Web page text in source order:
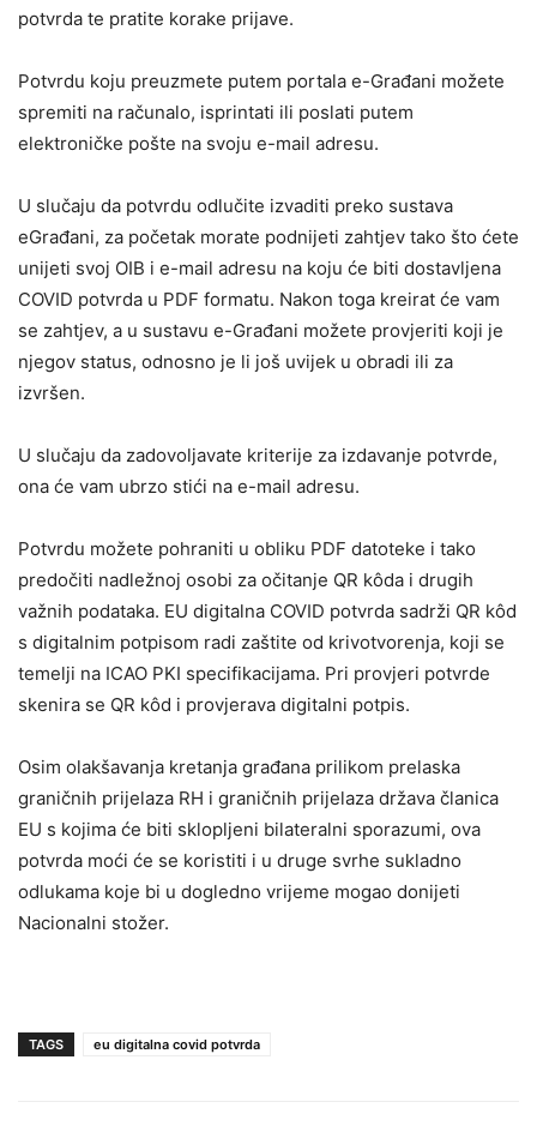
potvrda te pratite korake prijave.
Potvrdu koju preuzmete putem portala e-Građani možete
spremiti na računalo, isprintati ili poslati putem
elektroničke pošte na svoju e-mail adresu.
U slučaju da potvrdu odlučite izvaditi preko sustava
eGrađani, za početak morate podnijeti zahtjev tako što ćete
unijeti svoj OIB i e-mail adresu na koju će biti dostavljena
COVID potvrda u PDF formatu. Nakon toga kreirat će vam
se zahtjev, a u sustavu e-Građani možete provjeriti koji je
njegov status, odnosno je li još uvijek u obradi ili za
izvršen.
U slučaju da zadovoljavate kriterije za izdavanje potvrde,
ona će vam ubrzo stići na e-mail adresu.
Potvrdu možete pohraniti u obliku PDF datoteke i tako
predočiti nadležnoj osobi za očitanje QR kôda i drugih
važnih podataka. EU digitalna COVID potvrda sadrži QR kôd
s digitalnim potpisom radi zaštite od krivotvorenja, koji se
temelji na ICAO PKI specifikacijama. Pri provjeri potvrde
skenira se QR kôd i provjerava digitalni potpis.
Osim olakšavanja kretanja građana prilikom prelaska
graničnih prijelaza RH i graničnih prijelaza država članica
EU s kojima će biti sklopljeni bilateralni sporazumi, ova
potvrda moći će se koristiti i u druge svrhe sukladno
odlukama koje bi u dogledno vrijeme mogao donijeti
Nacionalni stožer.
TAGS eu digitalna covid potvrda